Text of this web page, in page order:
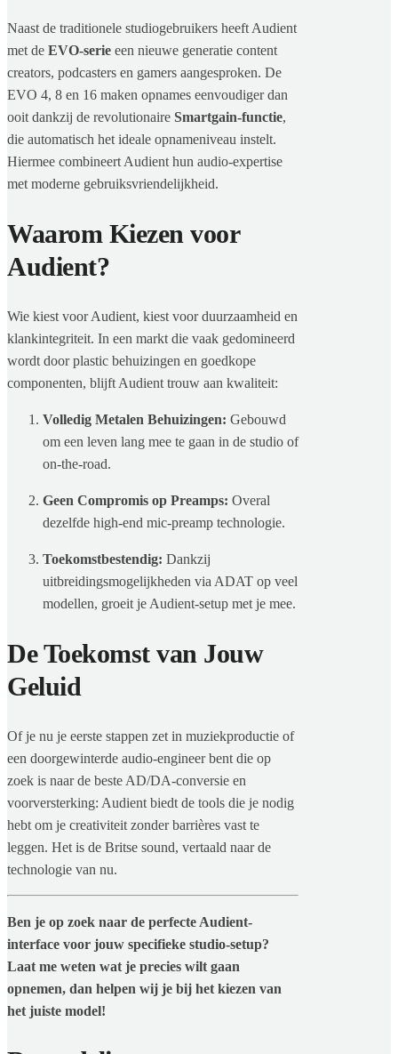
Naast de traditionele studiogebruikers heeft Audient
met de EVO-serie een nieuwe generatie content
creators, podcasters en gamers aangesproken. De
EVO 4, 8 en 16 maken opnames eenvoudiger dan
ooit dankzij de revolutionaire Smartgain-functie,
die automatisch het ideale opnameniveau instelt.
Hiermee combineert Audient hun audio-expertise
met moderne gebruiksvriendelijkheid.
Waarom Kiezen voor
Audient?
Wie kiest voor Audient, kiest voor duurzaamheid en
klankintegriteit. In een markt die vaak gedomineerd
wordt door plastic behuizingen en goedkope
componenten, blijft Audient trouw aan kwaliteit:
Volledig Metalen Behuizingen: Gebouwd
om een leven lang mee te gaan in de studio of
on-the-road.
Geen Compromis op Preamps: Overal
dezelfde high-end mic-preamp technologie.
Toekomstbestendig: Dankzij
uitbreidingsmogelijkheden via ADAT op veel
modellen, groeit je Audient-setup met je mee.
De Toekomst van Jouw
Geluid
Of je nu je eerste stappen zet in muziekproductie of
een doorgewinterde audio-engineer bent die op
zoek is naar de beste AD/DA-conversie en
voorversterking: Audient biedt de tools die je nodig
hebt om je creativiteit zonder barrières vast te
leggen. Het is de Britse sound, vertaald naar de
technologie van nu.
Ben je op zoek naar de perfecte Audient-
interface voor jouw specifieke studio-setup?
Laat me weten wat je precies wilt gaan
opnemen, dan helpen wij je bij het kiezen van
het juiste model!